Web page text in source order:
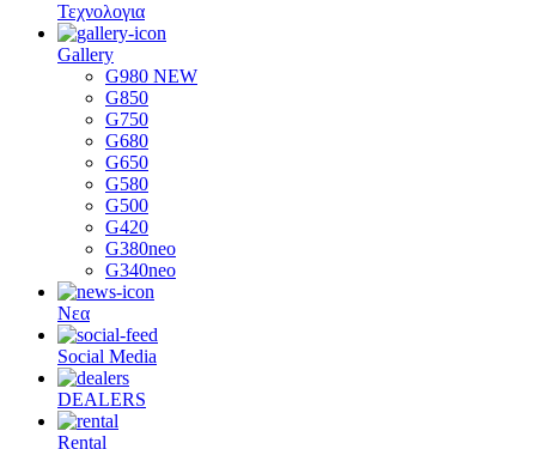
Τεχνολογια
Gallery
G980 NEW
G850
G750
G680
G650
G580
G500
G420
G380neo
G340neo
Νεα
Social Media
DEALERS
Rental